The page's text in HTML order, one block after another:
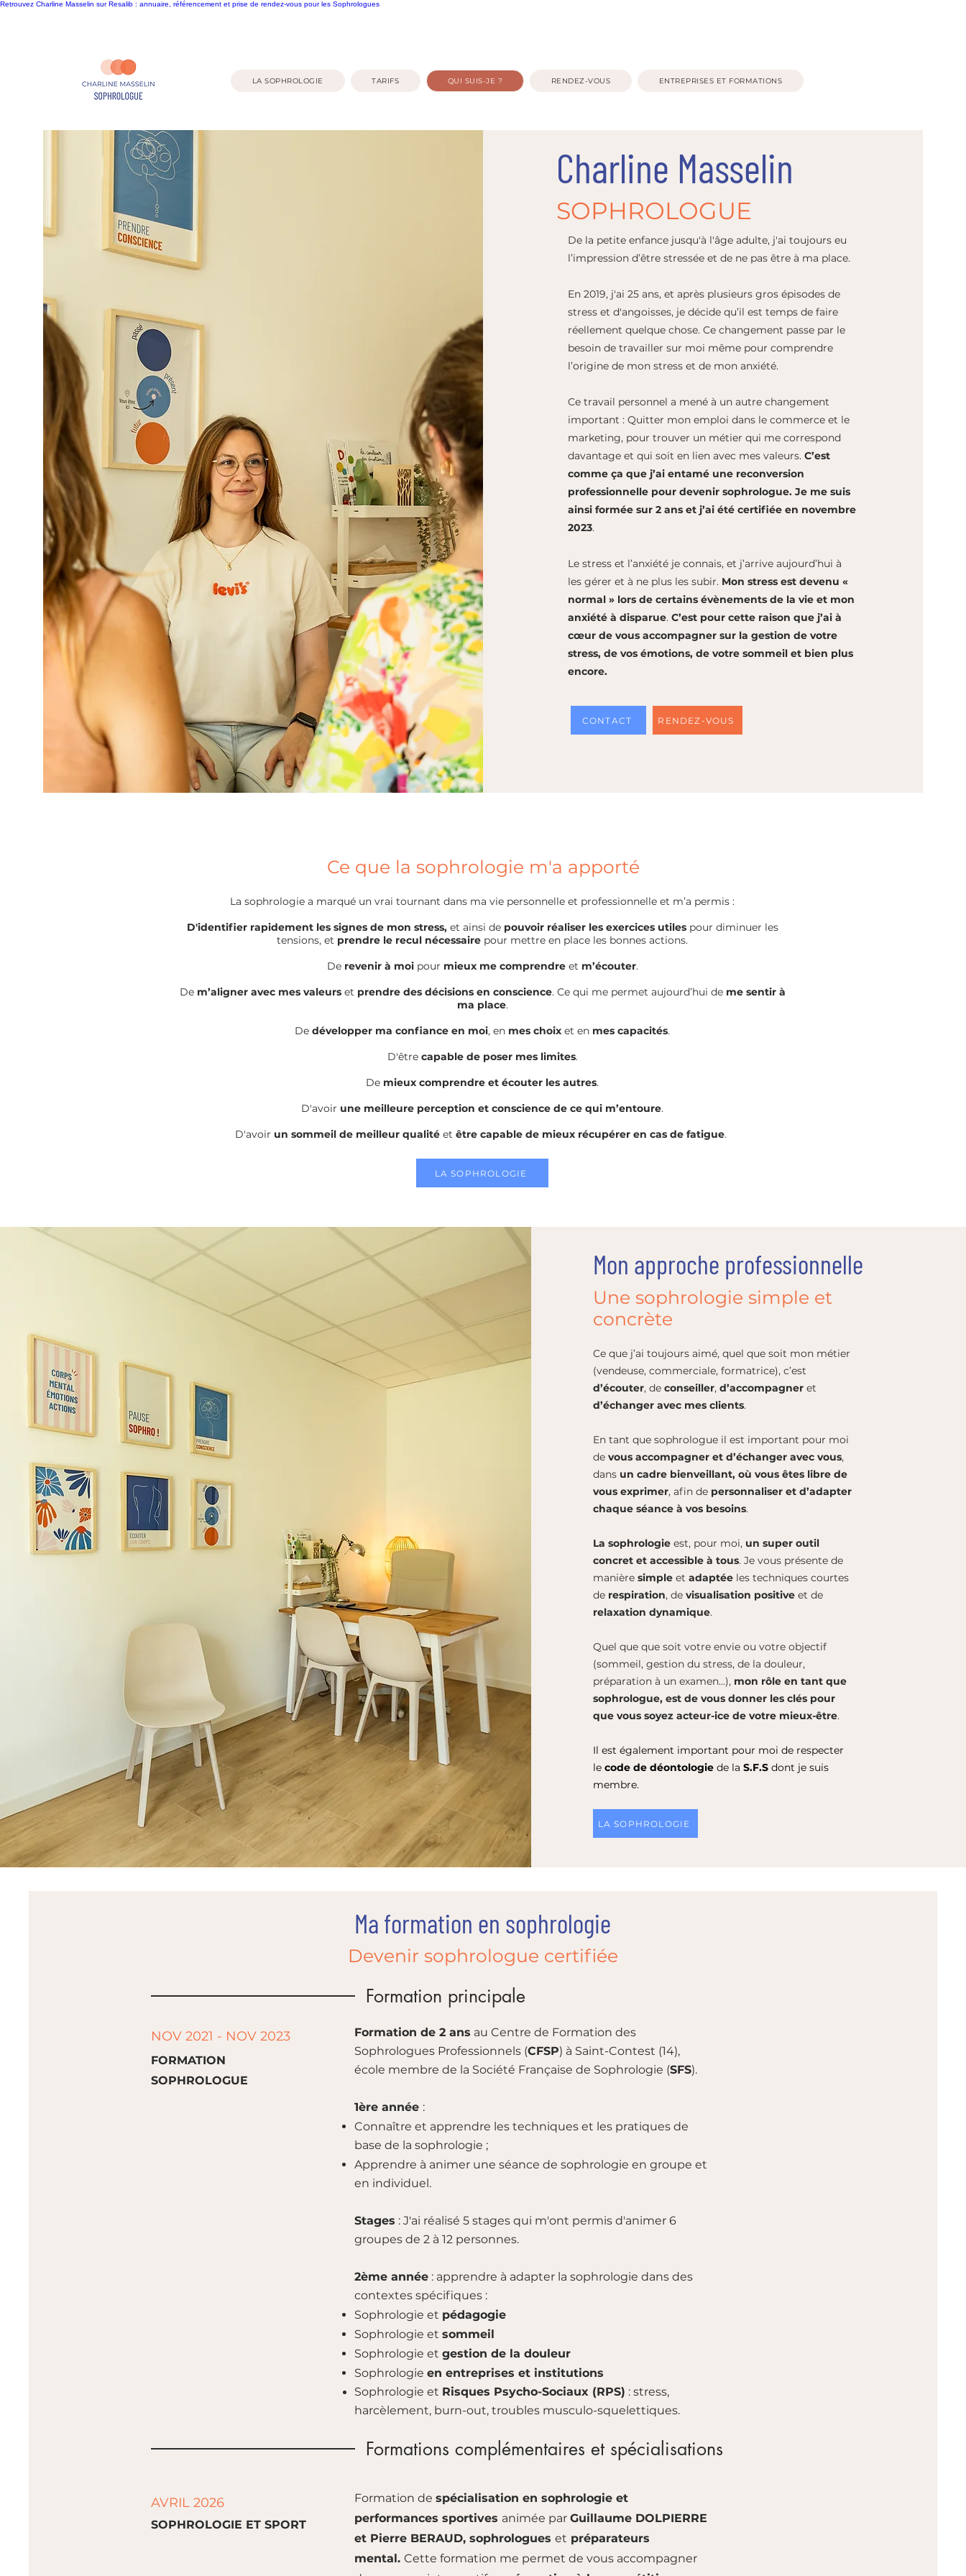
Retrouvez Charline Masselin sur Resalib : annuaire, référencement et prise de rendez-vous pour les Sophrologues
LA SOPHROLOGIE TARIFS QUI SUIS-JE ? RENDEZ-VOUS ENTREPRISES ET FORMATIONS
Charline Masselin
SOPHROLOGUE
De la petite enfance jusqu'à l'âge adulte, j'ai toujours eu
l’impression d’être stressée et de ne pas être à ma place.
En 2019, j'ai 25 ans, et après plusieurs gros épisodes de
stress et d'angoisses, je décide qu’il est temps de faire
réellement quelque chose. Ce changement passe par le
besoin de travailler sur moi même pour comprendre
l’origine de mon stress et de mon anxiété.
Ce travail personnel a mené à un autre changement
important : Quitter mon emploi dans le commerce et le
marketing, pour trouver un métier qui me correspond
davantage et qui soit en lien avec mes valeurs. C’est
comme ça que j’ai entamé une reconversion
professionnelle pour devenir sophrologue. Je me suis
ainsi formée sur 2 ans et j’ai été certifiée en novembre
2023.
Le stress et l’anxiété je connais, et j’arrive aujourd’hui à
les gérer et à ne plus les subir. Mon stress est devenu «
normal » lors de certains évènements de la vie et mon
anxiété à disparue. C’est pour cette raison que j’ai à
cœur de vous accompagner sur la gestion de votre
stress, de vos émotions, de votre sommeil et bien plus
encore.
CONTACT RENDEZ-VOUS
Ce que la sophrologie m'a apporté
La sophrologie a marqué un vrai tournant dans ma vie personnelle et professionnelle et m’a permis :
D'identifier rapidement les signes de mon stress,et ainsi de pouvoir réaliser les exercices utiles pour diminuer les
tensions, et prendre le recul nécessaire pour mettre en place les bonnes actions.
De revenir à moipour mieux me comprendre et m’écouter.
De m’aligner avec mes valeurset prendre des décisions en conscience. Ce qui me permet aujourd’hui de me sentir à
ma place.
De développer ma confiance en moi, en mes choix et en mes capacités.
D'être capable de poser mes limites.
De mieux comprendre et écouter les autres.
D'avoir une meilleure perception et conscience de ce qui m’entoure.
D'avoir un sommeil de meilleur qualité et être capable de mieux récupérer en cas de fatigue.
LA SOPHROLOGIE
Mon approche professionnelle
Une sophrologie simple et
concrète
Ce que j’ai toujours aimé, quel que soit mon métier
(vendeuse, commerciale, formatrice), c’est
d’écouter, deconseiller,d’accompagneret
d’échanger avec mes clients.
En tant que sophrologue il est important pour moi
devous accompagner et d’échanger avec vous,
dans un cadre bienveillant, où vous êtes libre de
vous exprimer, afin de personnaliser et d’adapter
chaque séance à vos besoins.
La sophrologie est, pour moi, un super outil
concret et accessible à tous. Je vous présente de
manièresimpleetadaptée les techniques courtes
de respiration, devisualisation positive et de
relaxation dynamique.
Quel que que soit votre envie ou votre objectif
(sommeil, gestion du stress, de la douleur,
préparation à un examen...), mon rôle en tant que
sophrologue, est de vous donner les clés pour
que vous soyez acteur-ice de votre mieux-être.
Il est également important pour moi de respecter
lecode de déontologie de laS.F.Sdont je suis
membre.
LA SOPHROLOGIE
Ma formation en sophrologie
Devenir sophrologue certifiée
Formation principale
NOV 2021 - NOV 2023
FORMATION
SOPHROLOGUE
Formation de 2 ans au Centre de Formation des
Sophrologues Professionnels (CFSP) à Saint-Contest (14),
école membre de la Société Française de Sophrologie (SFS).
1ère année :
Connaître et apprendre les techniques et les pratiques de
base de la sophrologie ;
Apprendre à animer une séance de sophrologie en groupe et
en individuel.
Stages : J'ai réalisé 5 stages qui m'ont permis d'animer 6
groupes de 2 à 12 personnes.
2ème année : apprendre à adapter la sophrologie dans des
contextes spécifiques :
Sophrologie et pédagogie
Sophrologie et sommeil
Sophrologie et gestion de la douleur
Sophrologie en entreprises et institutions
Sophrologie et Risques Psycho-Sociaux (RPS) : stress,
harcèlement, burn-out, troubles musculo-squelettiques.
Formations complémentaires et spécialisations
AVRIL 2026
SOPHROLOGIE ET SPORT
Formation de spécialisation en sophrologie et
performances sportives animée par Guillaume DOLPIERRE
et Pierre BERAUD, sophrologues et préparateurs
mental. Cette formation me permet de vous accompagner